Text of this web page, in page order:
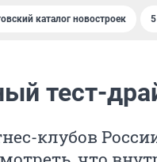
каталог новостроек
тест-
клубов